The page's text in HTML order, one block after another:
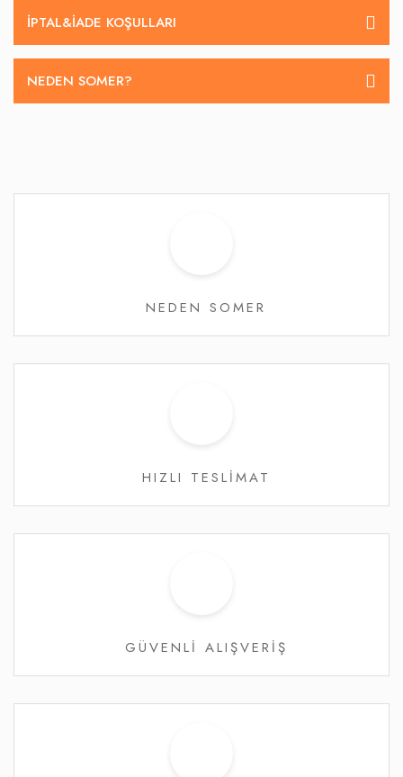
İPTAL&IADE KOŞULLARI
NEDEN SOMER?
NEDEN SOMER
HIZLI TESLİMAT
GÜVENLİ ALIŞVERİŞ